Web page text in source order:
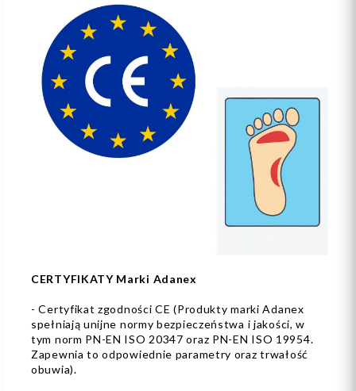
CERTYFIKATY Marki Adanex
- Certyfikat zgodności CE (Produkty marki Adanex
spełniają unijne normy bezpieczeństwa i jakości, w
tym norm PN-EN ISO 20347 oraz PN-EN ISO 19954.
Zapewnia to odpowiednie parametry oraz trwałość
obuwia).